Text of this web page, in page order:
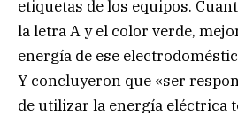
etiquetas de los equipos.
la letra A y el color verde,
energía de ese
Y concluyeron que «ser
de utilizar la energía eléctrica